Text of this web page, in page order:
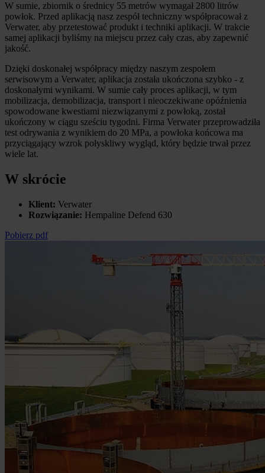
W sumie, zbiornik o średnicy 55 metrów wymagał 2800 litrów
powłok. Przed aplikacją nasz zespół techniczny współpracował z
Verwater, aby przetestować produkt i techniki aplikacji. W trakcie
samej aplikacji byliśmy na miejscu przez cały czas, aby zapewnić
jakość.
Dzięki doskonałej współpracy między naszym zespołem
serwisowym a Verwater, aplikacja została ukończona szybko - z
doskonałymi wynikami. W sumie cały proces aplikacji, w tym
mobilizacja, demobilizacja, transport i nieoczekiwane opóźnienia
spowodowane kwestiami niezwiązanymi z powłoką, został
ukończony w ciągu sześciu tygodni. Firma Verwater przeprowadziła
test odrywania z wynikiem do 20 MPa, a powłoka końcowa ma
przyciągający wzrok połyskliwy wygląd, który będzie trwał przez
wiele lat.
W skrócie
Klient: Verwater
Rozwiązanie: Hempaline Defend 630
Pobierz pdf